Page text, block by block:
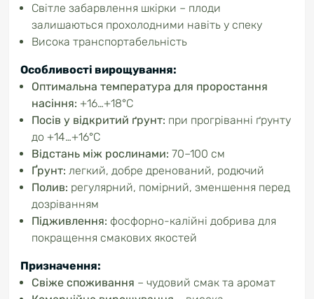
Світле забарвлення шкірки – плоди
залишаються прохолодними навіть у спеку
Висока транспортабельність
Особливості вирощування:
Оптимальна температура для проростання
насіння: +16…+18°C
Посів у відкритий ґрунт: при прогріванні ґрунту
до +14…+16°C
Відстань між рослинами: 70–100 см
Ґрунт: легкий, добре дренований, родючий
Полив: регулярний, помірний, зменшення перед
дозріванням
Підживлення: фосфорно-калійні добрива для
покращення смакових якостей
Призначення:
Свіже споживання – чудовий смак та аромат